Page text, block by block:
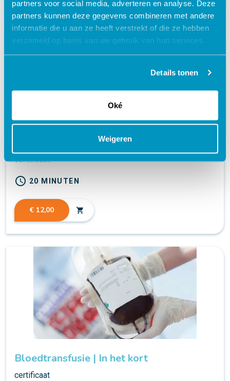
partners voor social media, adverteren en analyse. Deze
partners kunnen deze gegevens combineren met andere
informatie die u aan ze heeft verstrekt of die ze hebben
verzameld op basis van uw gebruik van hun services.
Details tonen
Oké
Weigeren
Poortkatheter | Video’s | Arrangement
certificaat
schedule 20 MINUTEN
€ 12,00 shopping_cart
Bloedtransfusie | In het kort
certificaat